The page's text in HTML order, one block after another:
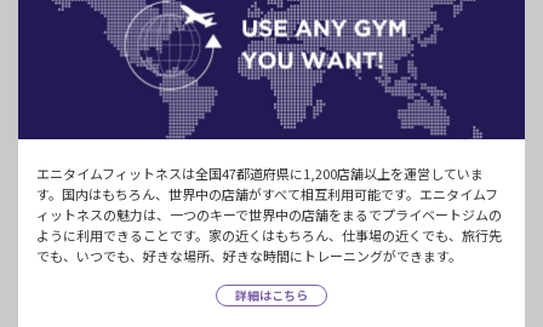
エニタイムフィットネスは全国47都道府県に1,200店舗以上を運営していま
す。国内はもちろん、世界中の店舗がすべて相互利用可能です。エニタイムフ
ィットネスの魅力は、一つのキーで世界中の店舗をまるでプライベートジムの
ように利用できることです。家の近くはもちろん、仕事場の近くでも、旅行先
でも、いつでも、好きな場所、好きな時間にトレーニングができます。
詳細はこちら